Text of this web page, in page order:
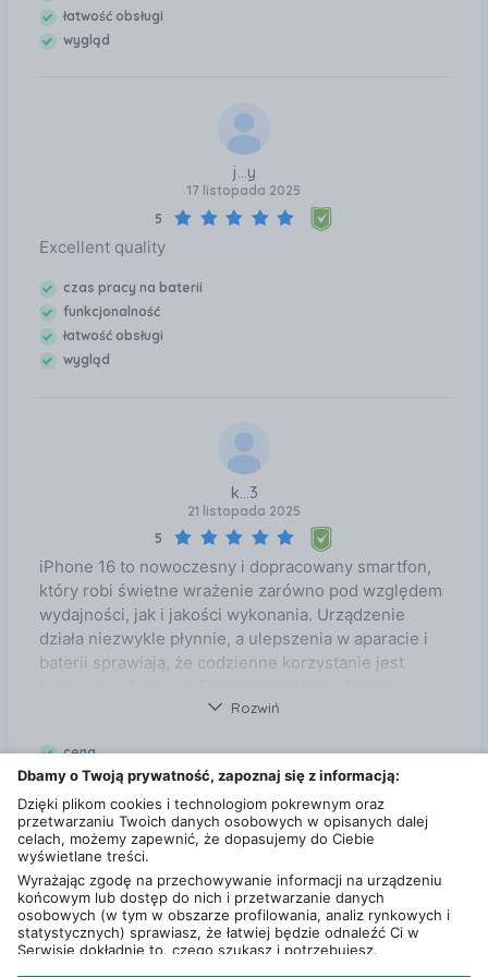
łatwość obsługi
wygląd
j...y
17 listopada 2025
5
Excellent quality
czas pracy na baterii
funkcjonalność
łatwość obsługi
wygląd
k...3
21 listopada 2025
5
iPhone 16 to nowoczesny i dopracowany smartfon,
który robi świetne wrażenie zarówno pod względem
wydajności, jak i jakości wykonania. Urządzenie
działa niezwykle płynnie, a ulepszenia w aparacie i
baterii sprawiają, że codzienne korzystanie jest
wyjątkową ostrością, a całość zachowuje elegancki,
oczekują niezawodności, solidnej pracy urządzenia i
wysokiej jakości zdjęć. Jestem bardzo zadowolony z
zakupu.”
Rozwiń
cena
czas pracy na baterii
funkcjonalność
łatwość obsługi
przycisk do aparatu
wygląd
Zobacz wszystkie opinie dla Apple iPhone 16 Pro
128GB Tytan Czarny na Ceneo
Dbamy o Twoją prywatność, zapoznaj się z informacją:
Dzięki plikom cookies i technologiom pokrewnym oraz
przetwarzaniu Twoich danych osobowych w opisanych dalej
celach, możemy zapewnić, że dopasujemy do Ciebie
wyświetlane treści.
Wyrażając zgodę na przechowywanie informacji na urządzeniu
końcowym lub dostęp do nich i przetwarzanie danych
osobowych (w tym w obszarze profilowania, analiz rynkowych i
statystycznych) sprawiasz, że łatwiej będzie odnaleźć Ci w
Serwisie dokładnie to, czego szukasz i potrzebujesz.